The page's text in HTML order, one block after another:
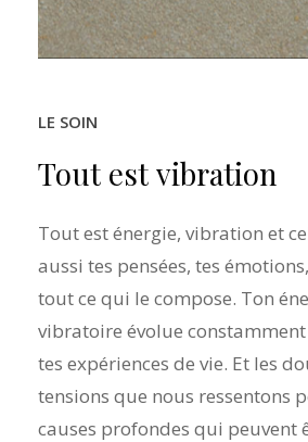
LE SOIN
Tout estvibration
Tout est énergie, vibration et
aussi tes pensées, tes
tout ce qui le compose. Ton
vibratoire évolue
tes expériences de vie. Et les
tensions que nous ressentons
causes profondes qui peuvent